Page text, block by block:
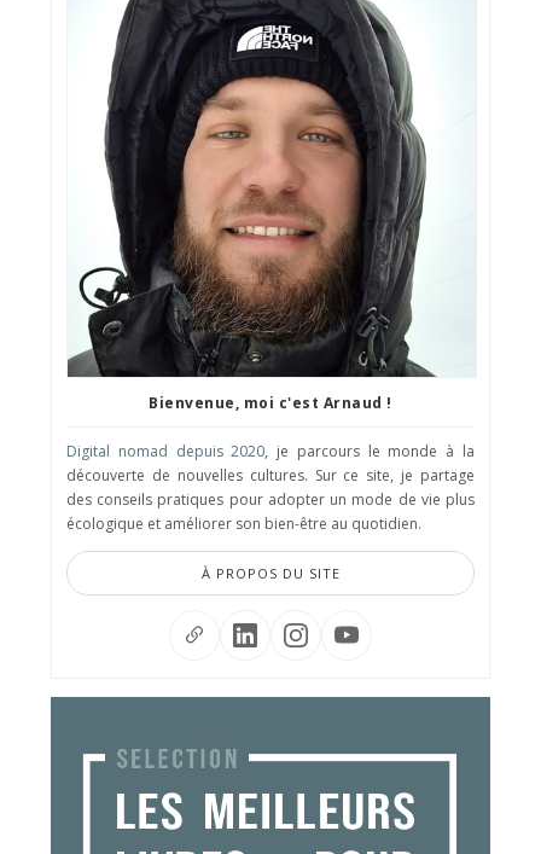
Bienvenue, moi c'est Arnaud !
Digital nomad depuis 2020, je parcours le monde à la
découverte de nouvelles cultures. Sur ce site, je partage
des conseils pratiques pour adopter un mode de vie plus
écologique et améliorer son bien-être au quotidien.
À PROPOS DU SITE